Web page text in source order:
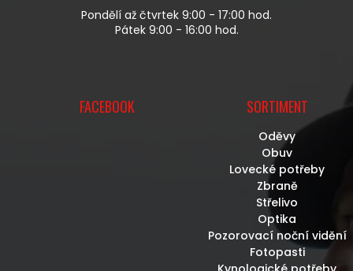
P
I
Pondělí až čtvrtek 9:00 - 17:00 hod.
Pátek 9:00 - 16:00 hod.
FACEBOOK SORTIMENT
Oděvy
Obuv
Lovecké potřeby
Zbraně
Střelivo
Optika
Pozorovací noční vidění
Fotopasti